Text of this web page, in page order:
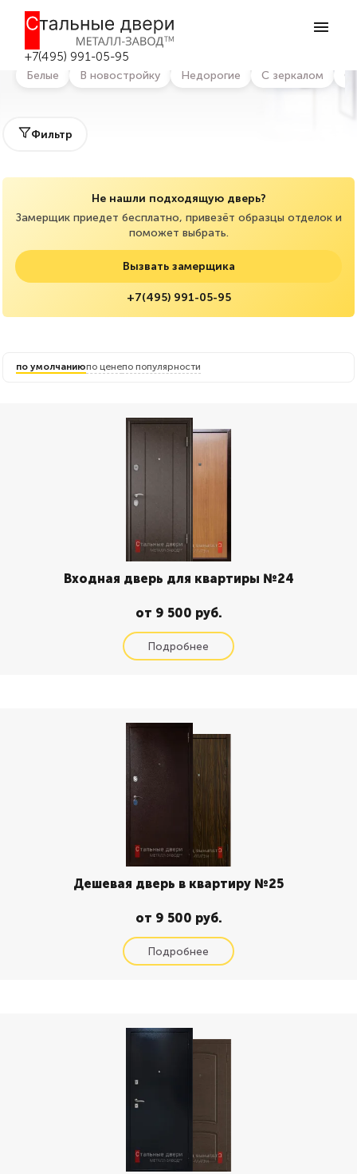
+7(495) 991-05-95
Входные двери в квартиру в Москве
Белые В новостройку Недорогие С зеркалом С
Фильтр
Не нашли подходящую дверь?
Замерщик приедет бесплатно, привезёт образцы отделок и
поможет выбрать.
Вызвать замерщика
+7(495) 991-05-95
по умолчаниюпо ценепо популярности
Входная дверь для квартиры №24
от 9 500 руб.
Дешевая дверь в квартиру №25
от 9 500 руб.